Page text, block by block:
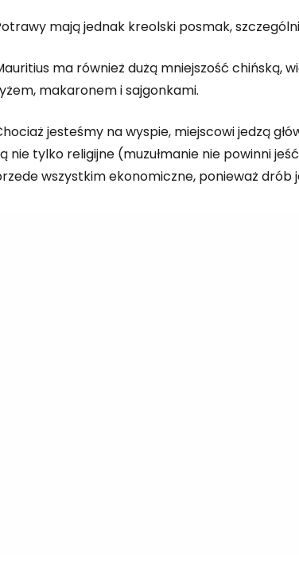
mają jednak kreolski posmak,
ma również dużą mniejszość chińską,
makaronem i sajgonkami.
jesteśmy na wyspie, miejscowi jedzą
nie tylko religijne (muzułmanie nie powinni
wszystkim ekonomiczne, ponieważ drób